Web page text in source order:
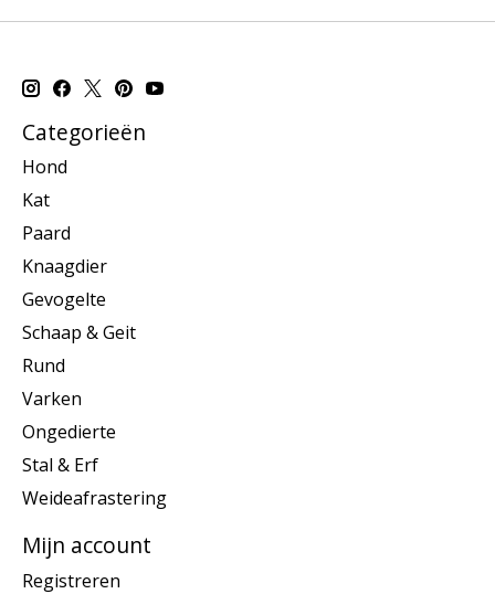
Categorieën
Hond
Kat
Paard
Knaagdier
Gevogelte
Schaap & Geit
Rund
Varken
Ongedierte
Stal & Erf
Weideafrastering
Mijn account
Registreren